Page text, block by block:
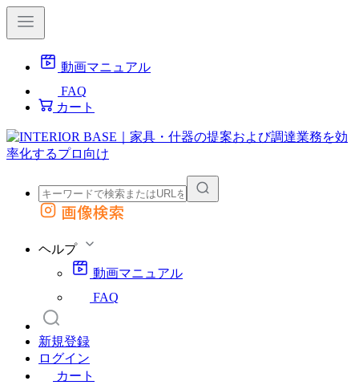
動画マニュアル
FAQ
カート
外部サイトの商品をカートに追加
画像検索
ヘルプ
動画マニュアル
FAQ
新規登録
ログイン
カート